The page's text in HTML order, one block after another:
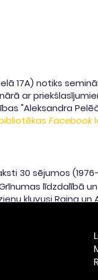
17A) notiks
ar
"Aleksandra
Facebook
30 sējumos
līdzdalībā
kļuvusi Raiņa un
mācekļu ikdienas